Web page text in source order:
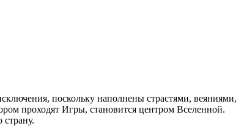
поскольку наполнены страстями, веяниями,
проходят Игры, становится центром Вселенной.